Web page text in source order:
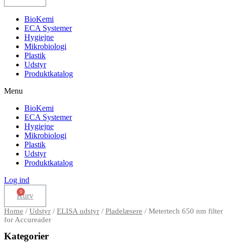
BioKemi
ECA Systemer
Hygiejne
Mikrobiologi
Plastik
Udstyr
Produktkatalog
Menu
BioKemi
ECA Systemer
Hygiejne
Mikrobiologi
Plastik
Udstyr
Produktkatalog
Log ind
Kurv
Home / Udstyr / ELISA udstyr / Pladelæsere / Metertech 650 nm filter
for Accureader
Kategorier